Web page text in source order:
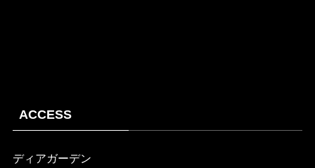
ACCESS
ディアガーデン